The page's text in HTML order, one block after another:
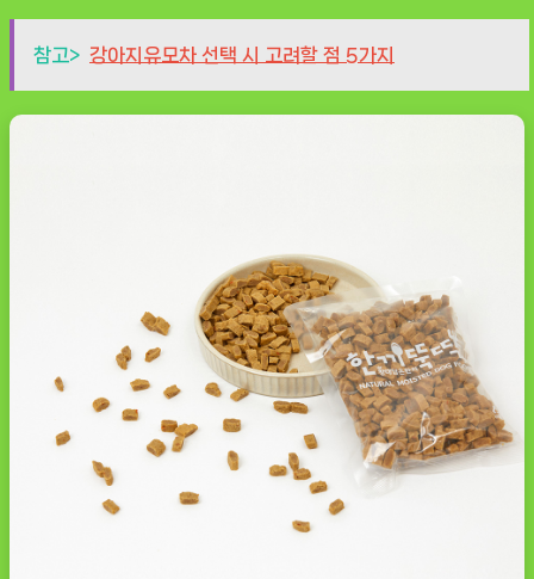
참고> 강아지유모차 선택 시 고려할 점 5가지